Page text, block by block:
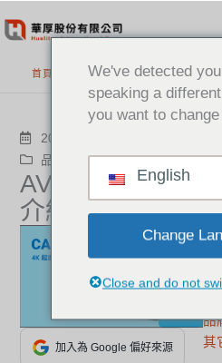
至
首頁 最新消息
2024-07-07
品牌動態
Aver
AVer CAM130
介紹影片
加入為 Google 偏好來源
新
品
其
We've detected
speaking a
you want to change
English
Change
Close and do not